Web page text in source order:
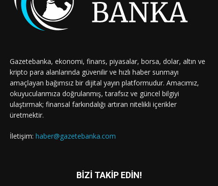
Gazetebanka, ekonomi, finans, piyasalar, borsa, dolar, altın ve
kripto para alanlarında güvenilir ve hızlı haber sunmayı
amaçlayan bağımsız bir dijital yayın platformudur. Amacımız,
okuyucularımıza doğrulanmış, tarafsız ve güncel bilgiyi
ulaştırmak; finansal farkındalığı artıran nitelikli içerikler
üretmektir.
İletişim: haber@gazetebanka.com
BİZİ TAKİP EDİN!